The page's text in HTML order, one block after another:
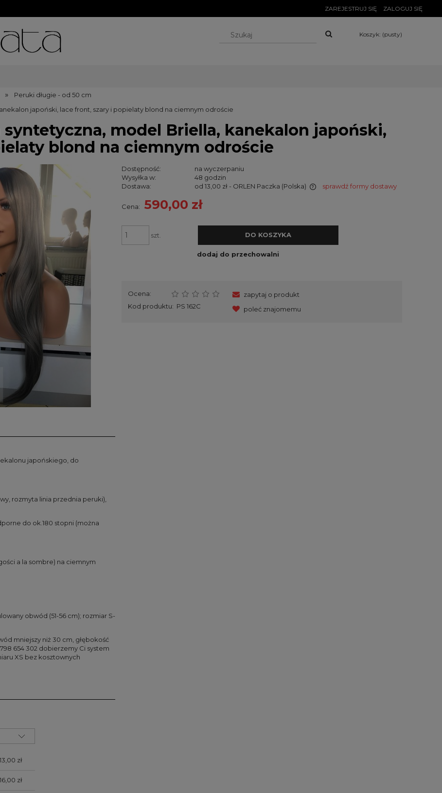
ZAREJESTRUJ SIĘ ZALOGUJ SIĘ
Koszyk: (pusty)
» Peruki długie - od 50 cm
japoński, lace front, szary i popielaty blond na ciemnym odroście
model Briella, kanekalon japoński,
blond na ciemnym odroście
Dostępność:
na wyczerpaniu
Wysyłka w:
48 godzin
Dostawa:
od 13,00 zł - ORLEN Paczka (Polska)
Cena nie zawiera ewentualnych
sprawdź formy dostawy
Cena: 590,00 zł
szt. DO KOSZYKA
dodaj do przechowalni
Ocena:
Kod produktu: PS 162C
zapytaj o produkt
poleć znajomemu
japońskiego, do
rozmyta linia przednia peruki),
do ok.180 stopni (można
a la sombre) na ciemnym
obwód (51-56 cm); rozmiar S-
mniejszy niż 30 cm, głębokość
654 302 dobierzemy Ci system
XS bez kosztownych
13,00 zł
16,00 zł